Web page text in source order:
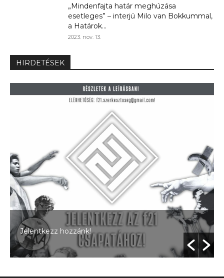
„Mindenfajta határ meghúzása
esetleges” – interjú Milo van Bokkummal,
a Határok...
2023. nov. 13.
HIRDETÉSEK
Jelentkezz hozzánk!